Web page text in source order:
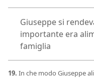
Giuseppe si
importante era
famiglia
19. In che modo Giuseppe